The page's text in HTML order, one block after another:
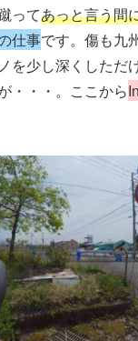
ってあっと言う間
仕事です。傷も九
を少し深くしただ
・・・。ここから